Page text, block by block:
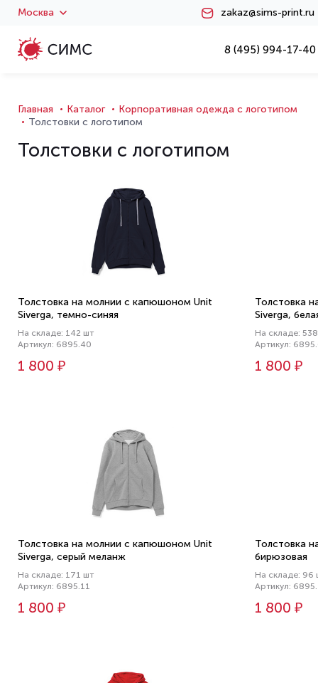
Москва zakaz@sims-print.ru
8 (495) 994-17-40
Главная Каталог
Корпоративная одежда с логотипом
Толстовки с логотипом
Толстовки с логотипом
Толстовка на молнии с капюшоном Unit
Siverga, темно-синяя
На складе: 142 шт
Артикул: 6895.40
1 800 ₽
Толстовка
Siverga,
На складе:
Артикул:
1 800 ₽
Толстовка на молнии с капюшоном Unit
Siverga, серый меланж
На складе: 171 шт
Артикул: 6895.11
1 800 ₽
Толстовка
бирюзовая
На складе: 96
Артикул:
1 800 ₽